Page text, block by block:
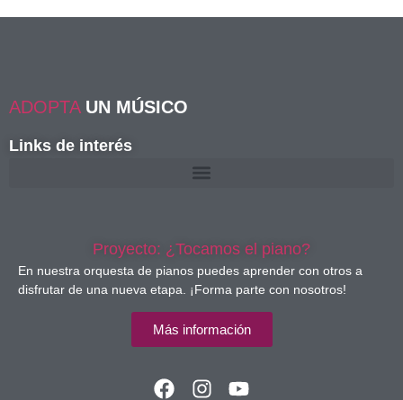
ADOPTA UN MÚSICO
Links de interés
Proyecto: ¿Tocamos el piano?
En nuestra orquesta de pianos puedes aprender con otros a
disfrutar de una nueva etapa. ¡Forma parte con nosotros!
Más información